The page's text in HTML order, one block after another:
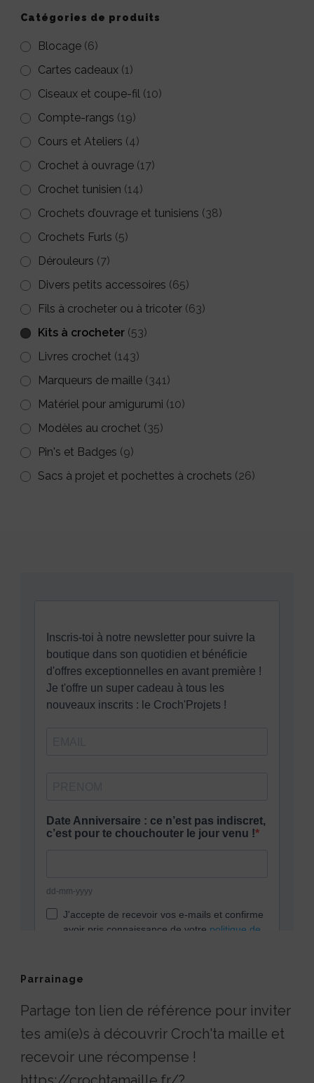
Catégories de produits
Blocage (6)
Cartes cadeaux (1)
Ciseaux et coupe-fil (10)
Compte-rangs (19)
Cours et Ateliers (4)
Crochet à ouvrage (17)
Crochet tunisien (14)
Crochets d’ouvrage et tunisiens (38)
Crochets Furls (5)
Dérouleurs (7)
Divers petits accessoires (65)
Fils à crocheter ou à tricoter (63)
Kits à crocheter (53)
Livres crochet (143)
Marqueurs de maille (341)
Matériel pour amigurumi (10)
Modèles au crochet (35)
Pin's et Badges (9)
Sacs à projet et pochettes à crochets (26)
Parrainage
Partage ton lien de référence pour inviter
tes ami(e)s à découvrir Croch'ta maille et
recevoir une récompense !